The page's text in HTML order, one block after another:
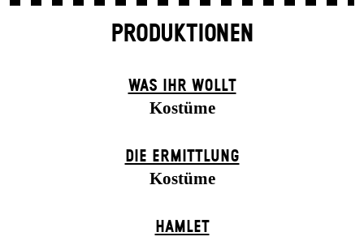
PRODUKTIONEN
WAS IHR WOLLT
Kostüme
DIE ERMITTLUNG
Kostüme
HAMLET